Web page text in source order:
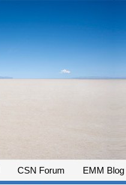
CSN Forum EMM Blog